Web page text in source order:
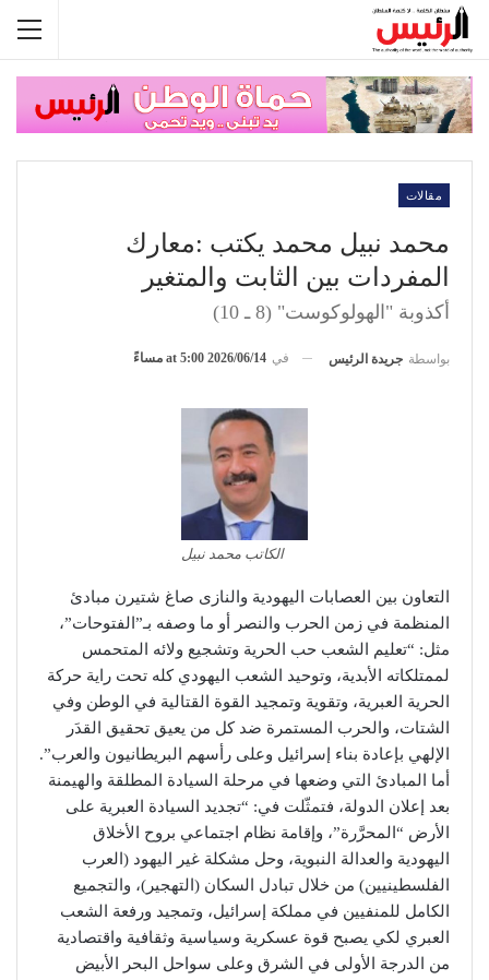
مقالات
محمد نبيل محمد يكتب :معارك
المفردات بين الثابت والمتغير
أكذوبة "الهولوكوست" (8 ـ 10)
بواسطة جريدة الرئيس في 2026/06/14 at 5:00 مساءً
الكاتب محمد نبيل
التعاون بين العصابات اليهودية والنازى صاغ شتيرن مبادئ
المنظمة في زمن الحرب والنصر أو ما وصفه بـ”الفتوحات”،
مثل: “تعليم الشعب حب الحرية وتشجيع ولائه المتحمس
لممتلكاته الأبدية، وتوحيد الشعب اليهودي كله تحت راية حركة
الحرية العبرية، وتقوية وتمجيد القوة القتالية في الوطن وفي
الشتات، والحرب المستمرة ضد كل من يعيق تحقيق القدَر
الإلهي بإعادة بناء إسرائيل وعلى رأسهم البريطانيون والعرب”.
أما المبادئ التي وضعها في مرحلة السيادة المطلقة والهيمنة
بعد إعلان الدولة، فتمثّلت في: “تجديد السيادة العبرية على
الأرض “المحرَّرة”، وإقامة نظام اجتماعي بروح الأخلاق
اليهودية والعدالة النبوية، وحل مشكلة غير اليهود (العرب
الفلسطينيين) من خلال تبادل السكان (التهجير)، والتجميع
الكامل للمنفيين في مملكة إسرائيل، وتمجيد ورفعة الشعب
العبري لكي يصبح قوة عسكرية وسياسية وثقافية واقتصادية
من الدرجة الأولى في الشرق وعلى سواحل البحر الأبيض